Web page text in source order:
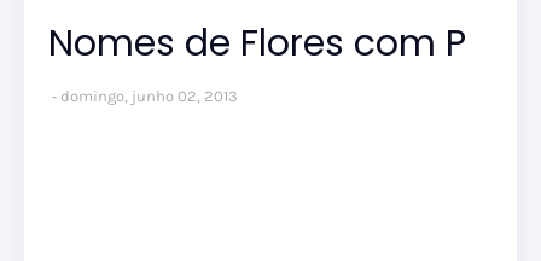
Nomes de Flores com P
domingo, junho 02, 2013